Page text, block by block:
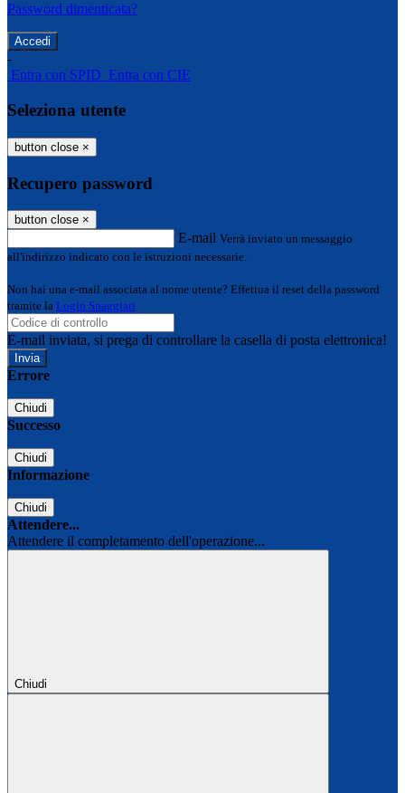
Password dimenticata?
-
Entra con SPID Entra con CIE
Seleziona utente
button close ×
Recupero password
button close ×
E-mail Verrà inviato un messaggio
all'indirizzo indicato con le istruzioni necessarie.
Non hai una e-mail associata al nome utente? Effettua il reset della password
tramite la Login Spaggiari
E-mail inviata, si prega di controllare la casella di posta elettronica!
Errore
Chiudi
Successo
Chiudi
Informazione
Chiudi
Attendere...
Attendere il completamento dell'operazione...
Chiudi